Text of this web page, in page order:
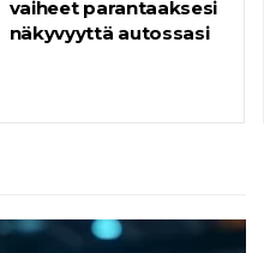
vaiheet parantaaksesi
näkyvyyttä autossasi